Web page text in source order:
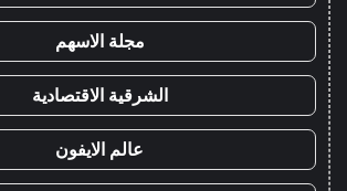
مجلة الاسهم
الشرقية الاقتصادية
عالم الايفون